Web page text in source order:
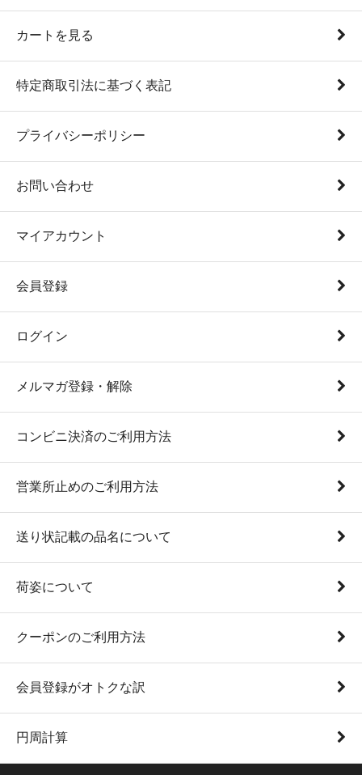
カートを見る
特定商取引法に基づく表記
プライバシーポリシー
お問い合わせ
マイアカウント
会員登録
ログイン
メルマガ登録・解除
コンビニ決済のご利用方法
営業所止めのご利用方法
送り状記載の品名について
荷姿について
クーポンのご利用方法
会員登録がオトクな訳
円周計算